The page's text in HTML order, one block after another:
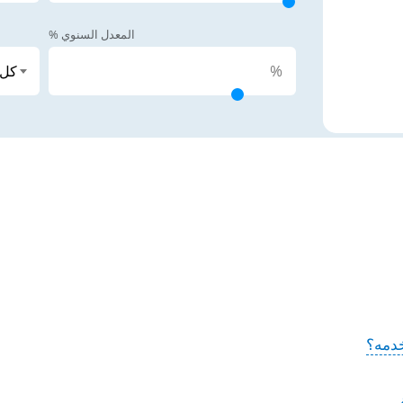
المعدل السنوي %
%